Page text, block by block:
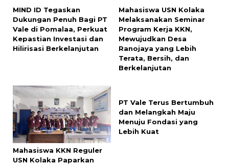
MIND ID Tegaskan
Dukungan Penuh Bagi PT
Vale di Pomalaa, Perkuat
Kepastian Investasi dan
Hilirisasi Berkelanjutan
Mahasiswa USN Kolaka
Melaksanakan Seminar
Program Kerja KKN,
Mewujudkan Desa
Ranojaya yang Lebih
Terata, Bersih, dan
Berkelanjutan
Mahasiswa KKN Reguler
USN Kolaka Paparkan
PT Vale Terus Bertumbuh
dan Melangkah Maju
Menuju Fondasi yang
Lebih Kuat